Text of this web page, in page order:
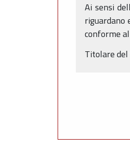
Ai sensi
riguardano
conforme
Titolare del